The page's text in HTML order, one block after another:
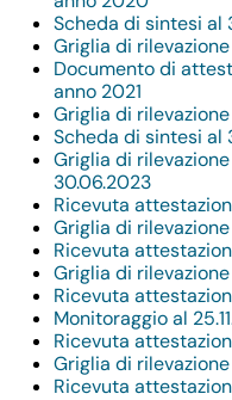
Scheda di sintesi al
Griglia di rilevazione
Documento di
anno 2021
Griglia di
Scheda di sintesi al
Griglia di
30.06.2023
Ricevuta
Griglia di
Ricevuta
Griglia di
Ricevuta
Monitoraggio al
Ricevuta
Griglia di
Ricevuta